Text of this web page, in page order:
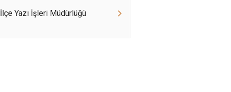
İlçe Yazı İşleri Müdürlüğü